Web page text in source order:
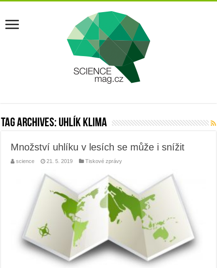
Tag Archives: uhlík klima
Množství uhlíku v lesích se může i snížit
science 21. 5. 2019 Tiskové zprávy